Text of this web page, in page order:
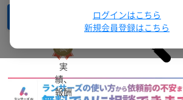
詳細検索
実
績、
報酬
ログインはこちら
新規会員登録はこちら